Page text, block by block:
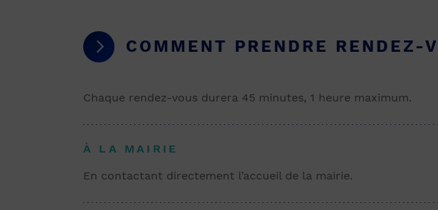
COMMENT PRENDRE RENDEZ-
Chaque rendez-vous durera 45 minutes, 1 heure maximum.
À LA MAIRIE
En contactant directement l’accueil de la mairie.